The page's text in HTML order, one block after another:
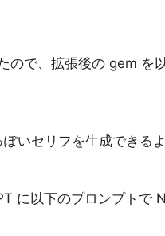
ので、拡張後の gem を
ぽいセリフを生成でき
に以下のプロンプトで